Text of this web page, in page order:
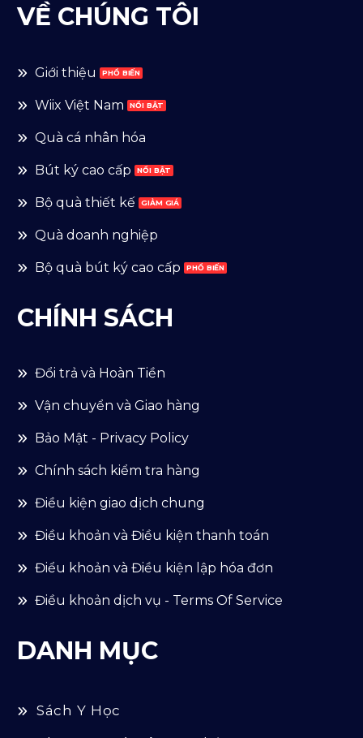
VỀ CHÚNG TÔI
Giới thiệu
Wiix Việt Nam
Quà cá nhân hóa
Bút ký cao cấp
Bộ quà thiết kế
Quà doanh nghiệp
Bộ quà bút ký cao cấp
CHÍNH SÁCH
Đổi trả và Hoàn Tiền
Vận chuyển và Giao hàng
Bảo Mật - Privacy Policy
Chính sách kiểm tra hàng
Điều kiện giao dịch chung
Điều khoản và Điều kiện thanh toán
Điểu khoản và Điều kiện lập hóa đơn
Điều khoản dịch vụ - Terms Of Service
DANH MỤC
Sách Y Học